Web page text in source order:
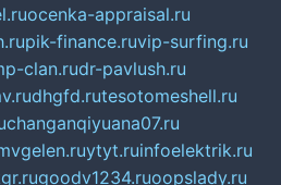
ocenka-appraisal.ru
pik-finance.ruvip-surfing.ru
clan.rudr-pavlush.ru
dhgfd.rutesotomeshell.ru
changanqiyuana07.ru
ytyt.ruinfoelektrik.ru
goodv1234.ruoopslady.ru